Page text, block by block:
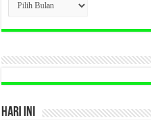
BERITA
LAMA
DI
HARI INI